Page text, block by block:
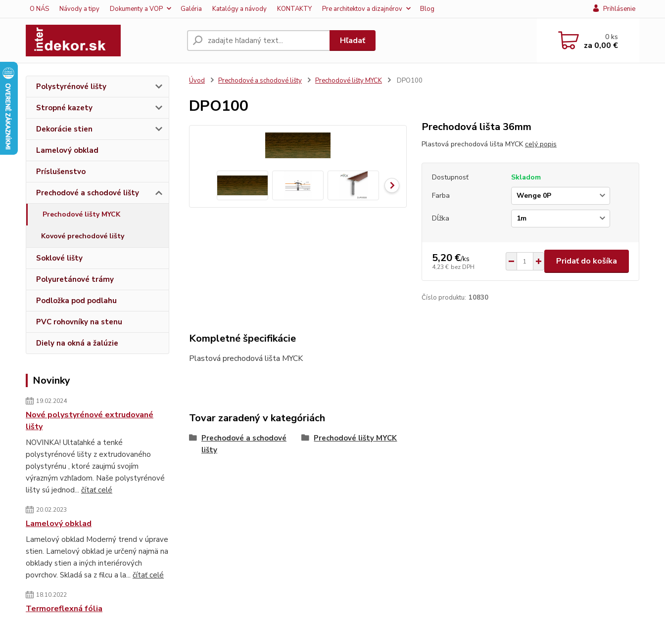
O NÁS Návody a tipy Dokumenty a VOP Galéria Katalógy a návody KONTAKTY Pre architektov a dizajnérov Blog Prihlásenie
Hľadať 0ks
za 0,00 €
Polystyrénové lišty
Stropné kazety
Dekorácie stien
Lamelový obklad
Príslušenstvo
Prechodové a schodové lišty
Prechodové lišty MYCK
Kovové prechodové lišty
Soklové lišty
Polyuretánové trámy
Podložka pod podlahu
PVC rohovníky na stenu
Diely na okná a žalúzie
Novinky
19.02.2024
Nové polystyrénové extrudované
lišty
NOVINKA! Ultaľahké a tenké
polystyrénové lišty z extrudovaného
polystyrénu , ktoré zaujmú svojím
výrazným vzhľadom. Naše polystyrénové
lišty sú jednod... čítať celé
20.02.2023
Lamelový obklad
Lamelový obklad Moderný trend v úprave
stien. Lamelový obklad je určený najmä na
obklady stien a iných interiérových
povrchov. Skladá sa z filcu a la... čítať celé
18.10.2022
Termoreflexná fólia
Úvod Prechodové a schodové lišty Prechodové lišty MYCK DPO100
DPO100
Prechodová lišta 36mm
Plastová prechodová lišta MYCKcelý popis
Dostupnosť
Skladom
Farba
Dĺžka
5,20 €/ks
4,23 € bez DPH
Pridať do košíka
Číslo produktu: 10830
Kompletné špecifikácie
Plastová prechodová lišta MYCK
Tovar zaradený v kategóriách
Prechodové a schodové
lišty
Prechodové lišty MYCK